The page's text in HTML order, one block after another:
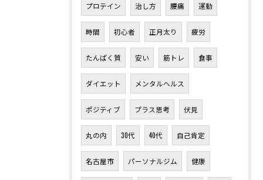
プロテイン 治し方 腰痛 運動
時間 初心者 正月太り 疲労
たんぱく質 安い 筋トレ 食事
ダイエット メンタルヘルス
ポジティブ プラス思考 伏見
丸の内 30代 40代 自己肯定
名古屋市 パーソナルジム 健康